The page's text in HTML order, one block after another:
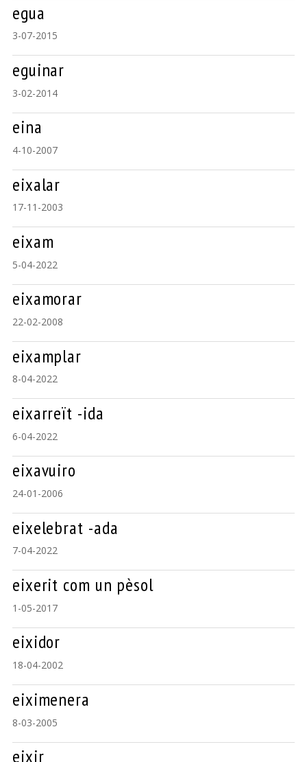
egua
3-07-2015
eguinar
3-02-2014
eina
4-10-2007
eixalar
17-11-2003
eixam
5-04-2022
eixamorar
22-02-2008
eixamplar
8-04-2022
eixarreït -ida
6-04-2022
eixavuiro
24-01-2006
eixelebrat -ada
7-04-2022
eixerit com un pèsol
1-05-2017
eixidor
18-04-2002
eiximenera
8-03-2005
eixir